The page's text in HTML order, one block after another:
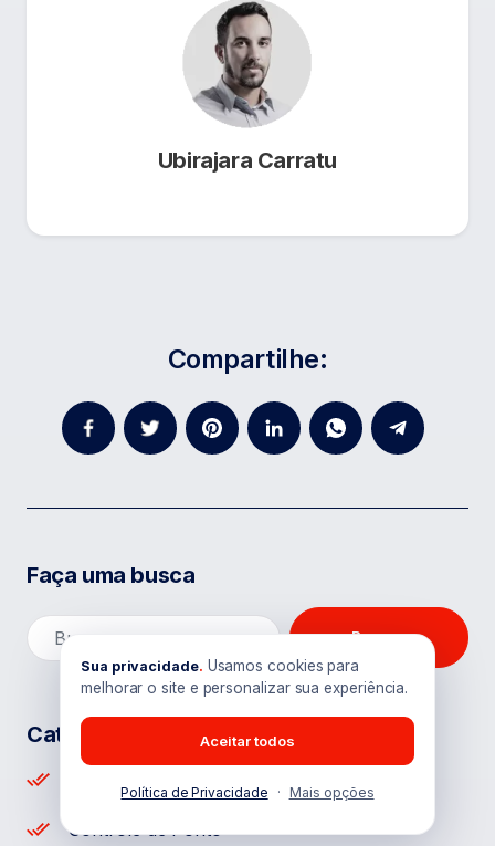
Ubirajara Carratu
Compartilhe:
Faça uma busca
Buscar
Categorias
Controle de Ponto
Sua privacidade. Usamos cookies para
melhorar o site e personalizar sua experiência.
Aceitar todos
Política de Privacidade · Mais opções